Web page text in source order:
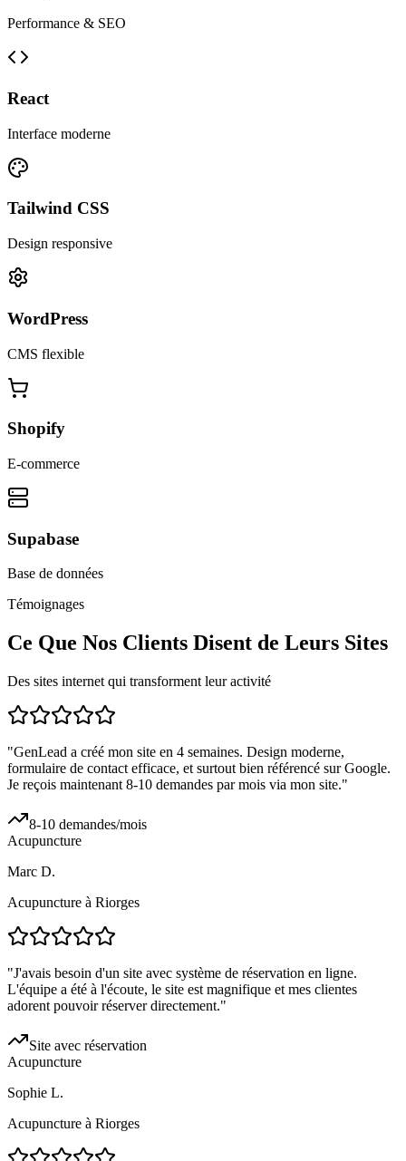
Performance & SEO
React
Interface moderne
Tailwind CSS
Design responsive
WordPress
CMS flexible
Shopify
E-commerce
Supabase
Base de données
Témoignages
Ce Que Nos Clients Disent de Leurs Sites
Des sites internet qui transforment leur activité
"GenLead a créé mon site en 4 semaines. Design moderne,
formulaire de contact efficace, et surtout bien référencé sur Google.
Je reçois maintenant 8-10 demandes par mois via mon site."
8-10 demandes/mois
Acupuncture
Marc D.
Acupuncture à Riorges
"J'avais besoin d'un site avec système de réservation en ligne.
L'équipe a été à l'écoute, le site est magnifique et mes clientes
adorent pouvoir réserver directement."
Site avec réservation
Acupuncture
Sophie L.
Acupuncture à Riorges